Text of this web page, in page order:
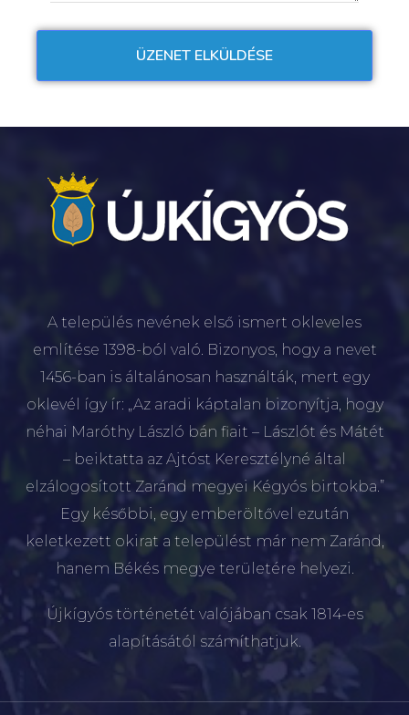
A település nevének első ismert okleveles
említése 1398-ból való. Bizonyos, hogy a nevet
1456-ban is általánosan használták, mert egy
oklevél így ír: „Az aradi káptalan bizonyítja, hogy
néhai Maróthy László bán fiait – Lászlót és Mátét
– beiktatta az Ajtóst Keresztélyné által
elzálogosított Zaránd megyei Kégyós birtokba.”
Egy későbbi, egy emberöltővel ezután
keletkezett okirat a települést már nem Zaránd,
hanem Békés megye területére helyezi.
Újkígyós történetét valójában csak 1814-es
alapításától számíthatjuk.